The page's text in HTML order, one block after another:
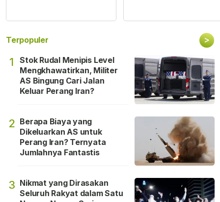
Terpopuler >
1
Stok Rudal Menipis Level
Mengkhawatirkan, Militer
AS Bingung Cari Jalan
Keluar Perang Iran?
2 Berapa Biaya yang
Dikeluarkan AS untuk
Perang Iran? Ternyata
Jumlahnya Fantastis
3 Nikmat yang Dirasakan
Seluruh Rakyat dalam Satu